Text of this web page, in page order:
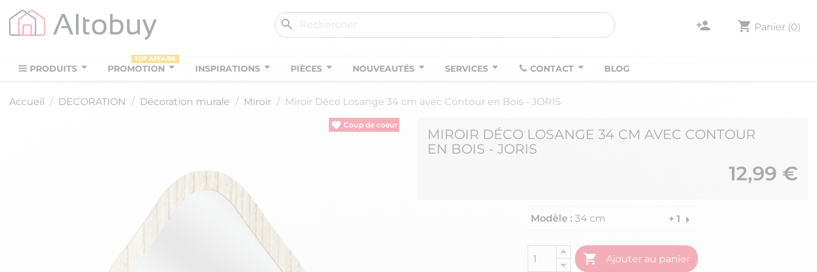
search person_add shopping_cart Panier (0)
PRODUITS PROMOTION
TOP AFFAIRE
INSPIRATIONS PIÈCES NOUVEAUTÉS SERVICES CONTACT BLOG
Accueil DECORATION Décoration murale Miroir Miroir Déco Losange 34 cm avec Contour en Bois - JORIS
MIROIR DÉCO LOSANGE 34 CM AVEC CONTOUR
EN BOIS - JORIS
12,99 €
Modèle : 34 cm + 1 arrow_right
 Ajouter au panier